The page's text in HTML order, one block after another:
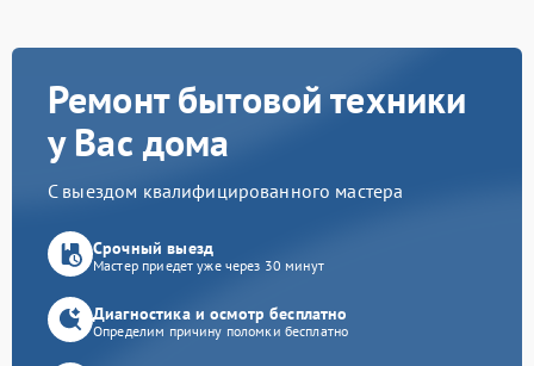
Ремонт бытовой техники
у Вас дома
С выездом квалифицированного мастера
Срочный выезд
Мастер приедет уже через 30 минут
Диагностика и осмотр бесплатно
Определим причину поломки бесплатно